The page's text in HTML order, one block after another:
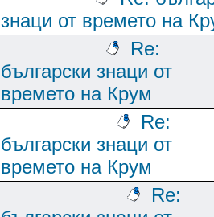
знаци от времето на
Re:
български знаци от
времето на Крум
Re:
български знаци от
времето на Крум
Re: